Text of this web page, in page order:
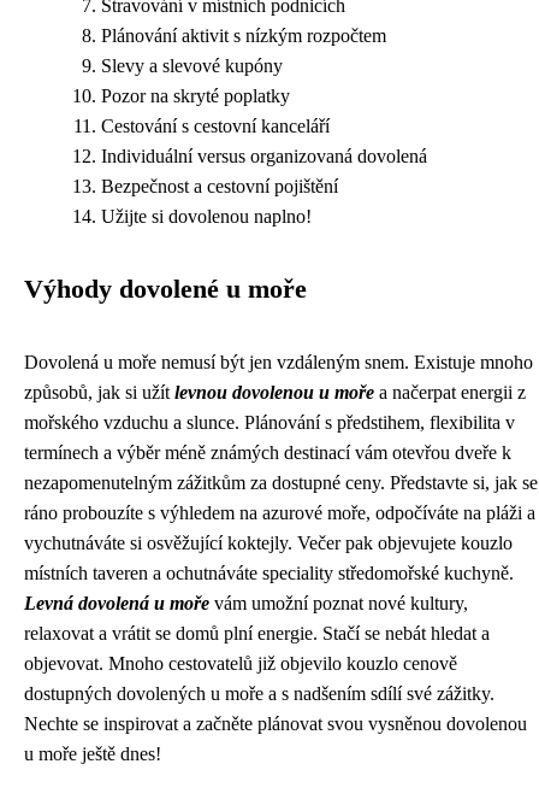
Stravování v místních podnicích
Plánování aktivit s nízkým rozpočtem
Slevy a slevové kupóny
Pozor na skryté poplatky
Cestování s cestovní kanceláří
Individuální versus organizovaná dovolená
Bezpečnost a cestovní pojištění
Užijte si dovolenou naplno!
Výhody dovolené u moře
Dovolená u moře nemusí být jen vzdáleným snem. Existuje mnoho
způsobů, jak si užít levnou dovolenou u moře a načerpat energii z
mořského vzduchu a slunce. Plánování s předstihem, flexibilita v
termínech a výběr méně známých destinací vám otevřou dveře k
nezapomenutelným zážitkům za dostupné ceny. Představte si, jak se
ráno probouzíte s výhledem na azurové moře, odpočíváte na pláži a
vychutnáváte si osvěžující koktejly. Večer pak objevujete kouzlo
místních taveren a ochutnáváte speciality středomořské kuchyně.
Levná dovolená u moře vám umožní poznat nové kultury,
relaxovat a vrátit se domů plní energie. Stačí se nebát hledat a
objevovat. Mnoho cestovatelů již objevilo kouzlo cenově
dostupných dovolených u moře a s nadšením sdílí své zážitky.
Nechte se inspirovat a začněte plánovat svou vysněnou dovolenou
u moře ještě dnes!